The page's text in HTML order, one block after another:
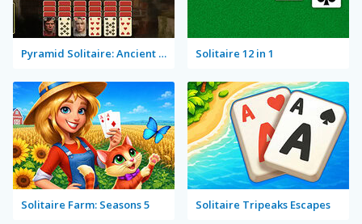
Pyramid Solitaire: Ancient Rome Solitaire 12 in 1
Solitaire Farm: Seasons 5 Solitaire Tripeaks Escapes